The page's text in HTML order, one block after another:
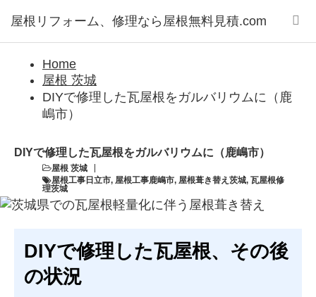
屋根リフォーム、修理なら屋根無料見積.com
Home
屋根 茨城
DIYで修理した瓦屋根をガルバリウムに（鹿
嶋市）
DIYで修理した瓦屋根をガルバリウムに（鹿嶋市）
屋根 茨城
屋根工事日立市, 屋根工事鹿嶋市, 屋根葺き替え茨城, 瓦屋根修
理茨城
DIYで修理した瓦屋根、その後
の状況